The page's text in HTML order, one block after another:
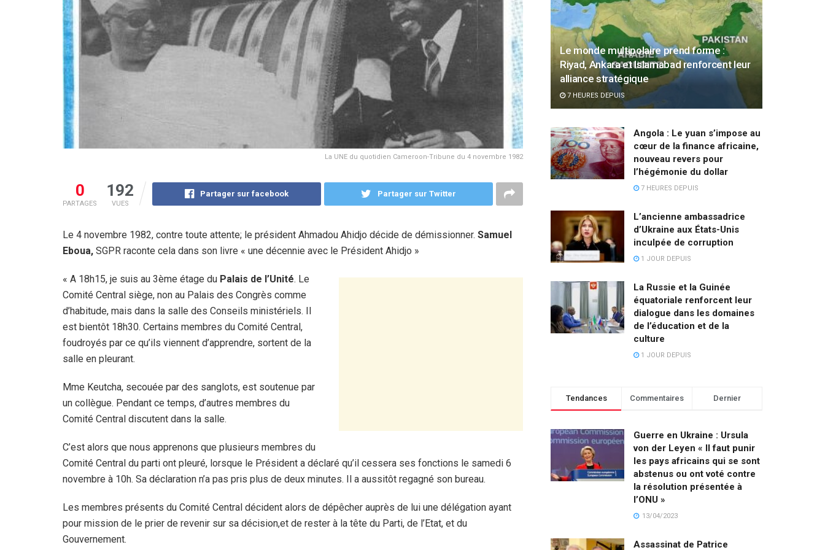
La UNE du quotidien Cameroon-Tribune du 4 novembre 1982
0
PARTAGES
192
VUES
Partager sur facebook Partager sur Twitter
Le 4 novembre 1982, contre toute attente; le président Ahmadou Ahidjo décide de démissionner. Samuel
Eboua, SGPR raconte cela dans son livre « une décennie avec le Président Ahidjo »
« A 18h15, je suis au 3ème étage du Palais de l’Unité. Le
Comité Central siège, non au Palais des Congrès comme
d’habitude, mais dans la salle des Conseils ministériels. Il
est bientôt 18h30. Certains membres du Comité Central,
foudroyés par ce qu’ils viennent d’apprendre, sortent de la
salle en pleurant.
Mme Keutcha, secouée par des sanglots, est soutenue par
un collègue. Pendant ce temps, d’autres membres du
Comité Central discutent dans la salle.
C’est alors que nous apprenons que plusieurs membres du
Comité Central du parti ont pleuré, lorsque le Président a déclaré qu’il cessera ses fonctions le samedi 6
novembre à 10h. Sa déclaration n’a pas pris plus de deux minutes. Il a aussitôt regagné son bureau.
Les membres présents du Comité Central décident alors de dépêcher auprès de lui une délégation ayant
pour mission de le prier de revenir sur sa décision,et de rester à la tête du Parti, de l’Etat, et du
Gouvernement.
Le monde multipolaire prend forme :
Riyad, Ankara et Islamabad renforcent leur
alliance stratégique
7 HEURES DEPUIS
Angola : Le yuan s’impose au
cœur de la finance africaine,
nouveau revers pour
l’hégémonie du dollar
7 HEURES DEPUIS
L’ancienne ambassadrice
d’Ukraine aux États-Unis
inculpée de corruption
1 JOUR DEPUIS
La Russie et la Guinée
équatoriale renforcent leur
dialogue dans les domaines
de l’éducation et de la
culture
1 JOUR DEPUIS
Tendances Commentaires Dernier
Guerre en Ukraine : Ursula
von der Leyen « Il faut punir
les pays africains qui se sont
abstenus ou ont voté contre
la résolution présentée à
l’ONU »
13/04/2023
Assassinat de Patrice